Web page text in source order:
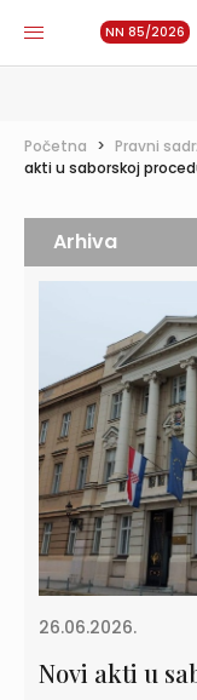
NN 85/2026
Početna > Pravni
akti u saborskoj
26.06.2026.
Novi akti u
Arhiva